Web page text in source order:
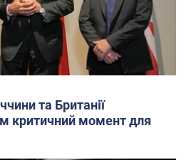
та Британії
критичний момент для